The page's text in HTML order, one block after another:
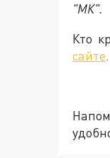
"МК".
Кто
сайте.